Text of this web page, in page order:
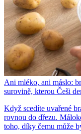
Ani mléko, ani máslo:
surovině, kterou Češi
Když scedíte uvařené
rovnou do dřezu.
toho, díky čemu může